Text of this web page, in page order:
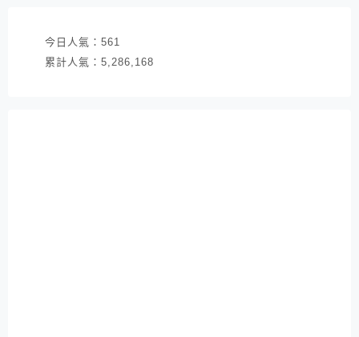
今日人氣： 561
累計人氣： 5,286,168